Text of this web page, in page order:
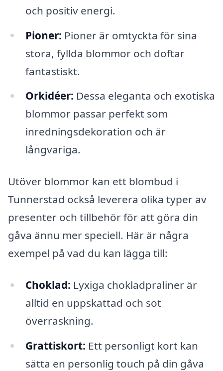
och positiv energi.
Pioner: Pioner är omtyckta för sina
stora, fyllda blommor och doftar
fantastiskt.
Orkidéer: Dessa eleganta och exotiska
blommor passar perfekt som
inredningsdekoration och är
långvariga.
Utöver blommor kan ett blombud i
Tunnerstad också leverera olika typer av
presenter och tillbehör för att göra din
gåva ännu mer speciell. Här är några
exempel på vad du kan lägga till:
Choklad: Lyxiga chokladpraliner är
alltid en uppskattad och söt
överraskning.
Grattiskort: Ett personligt kort kan
sätta en personlig touch på din gåva